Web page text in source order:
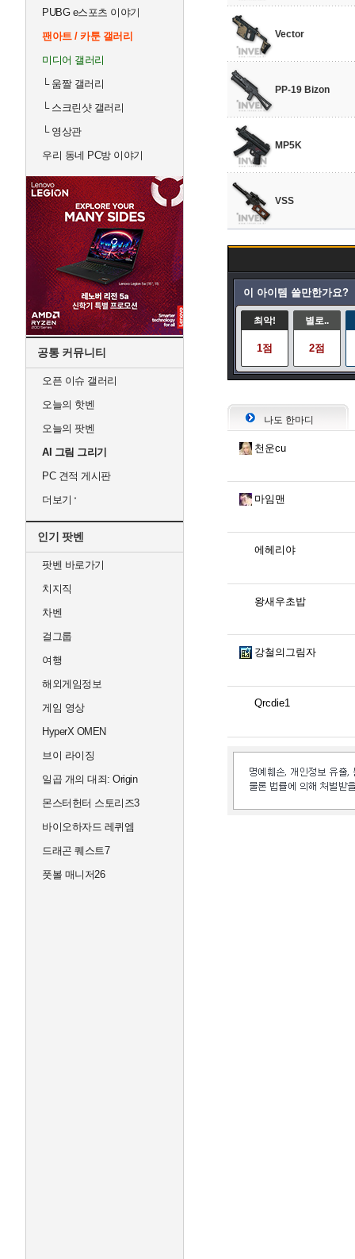
PUBG e스포츠 이야기
팬아트 / 카툰 갤러리
미디어 갤러리
└움짤 갤러리
└스크린샷 갤러리
└영상관
우리 동네 PC방 이야기
공통 커뮤니티
오픈 이슈 갤러리
오늘의 핫벤
오늘의 팟벤
AI 그림 그리기
PC 견적 게시판
더보기
인기 팟벤
팟벤 바로가기
치지직
차벤
걸그룹
여행
해외게임정보
게임 영상
HyperX OMEN
브이 라이징
일곱 개의 대죄: Origin
몬스터헌터 스토리즈3
바이오하자드 레퀴엠
드래곤 퀘스트7
풋볼 매니저26
Vector
PP-19 Bizon
MP5K
VSS
이 아이템 쓸만한가요?
최악!
1점
별로..
2점
나도 한마디
천운cu
마임맨
에헤리야
왕새우초밥
강철의그림자
Qrcdie1